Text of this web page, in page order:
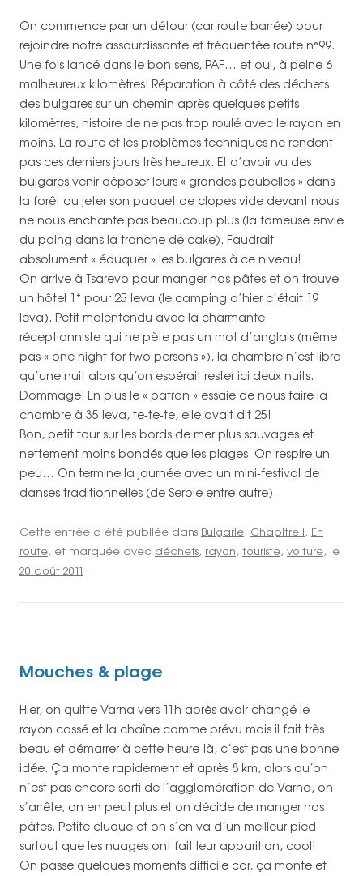
On commence par un détour (car route barrée) pour
rejoindre notre assourdissante et fréquentée route n°99.
Une fois lancé dans le bon sens, PAF… et oui, à peine 6
malheureux kilomètres! Réparation à côté des déchets
des bulgares sur un chemin après quelques petits
kilomètres, histoire de ne pas trop roulé avec le rayon en
moins. La route et les problèmes techniques ne rendent
pas ces derniers jours très heureux. Et d’avoir vu des
bulgares venir déposer leurs « grandes poubelles » dans
la forêt ou jeter son paquet de clopes vide devant nous
ne nous enchante pas beaucoup plus (la fameuse envie
du poing dans la tronche de cake). Faudrait
absolument « éduquer » les bulgares à ce niveau!
On arrive à Tsarevo pour manger nos pâtes et on trouve
un hôtel 1* pour 25 leva (le camping d’hier c’était 19
leva). Petit malentendu avec la charmante
réceptionniste qui ne pète pas un mot d’anglais (même
pas « one night for two persons »), la chambre n’est libre
qu’une nuit alors qu’on espérait rester ici deux nuits.
Dommage! En plus le « patron » essaie de nous faire la
chambre à 35 leva, te-te-te, elle avait dit 25!
Bon, petit tour sur les bords de mer plus sauvages et
nettement moins bondés que les plages. On respire un
peu… On termine la journée avec un mini-festival de
danses traditionnelles (de Serbie entre autre).
Cette entrée a été publiée dans Bulgarie, Chapitre I, En
route, et marquée avec déchets, rayon, touriste, voiture, le
20 août 2011 .
Mouches & plage
Hier, on quitte Varna vers 11h après avoir changé le
rayon cassé et la chaîne comme prévu mais il fait très
beau et démarrer à cette heure-là, c’est pas une bonne
idée. Ça monte rapidement et après 8 km, alors qu’on
n’est pas encore sorti de l’agglomération de Varna, on
s’arrête, on en peut plus et on décide de manger nos
pâtes. Petite cluque et on s’en va d’un meilleur pied
surtout que les nuages ont fait leur apparition, cool!
On passe quelques moments difficile car, ça monte et